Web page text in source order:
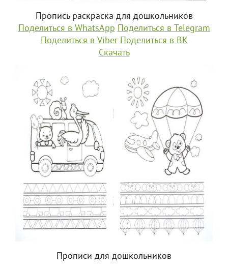
Пропись раскраска для дошкольников
Поделиться в WhatsApp Поделиться в Telegram
Поделиться в Viber Поделиться в ВК
Скачать
Прописи для дошкольников